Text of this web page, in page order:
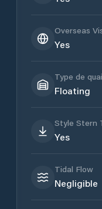
Overseas
Yes
Type de quai
Floating
Style Stern
Yes
Tidal Flow
Negligible